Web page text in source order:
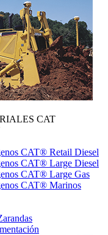
CAT
CAT® Retail Diesel
CAT® Large Diesel
CAT® Large Gas
CAT® Marinos